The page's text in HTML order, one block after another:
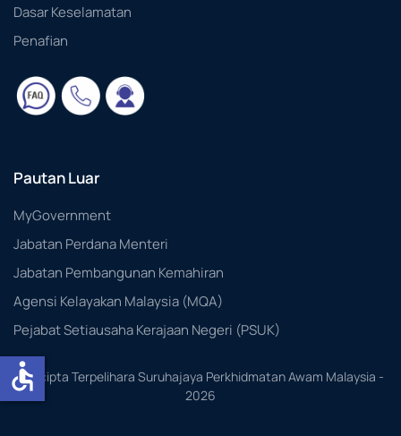
Dasar Keselamatan
Penafian
Pautan Luar
MyGovernment
Jabatan Perdana Menteri
Jabatan Pembangunan Kemahiran
Agensi Kelayakan Malaysia (MQA)
Pejabat Setiausaha Kerajaan Negeri (PSUK)
Hakcipta Terpelihara Suruhajaya Perkhidmatan Awam Malaysia -
2026
accessible